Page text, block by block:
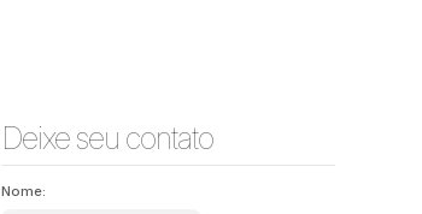
Deixe seu contato
Nome: